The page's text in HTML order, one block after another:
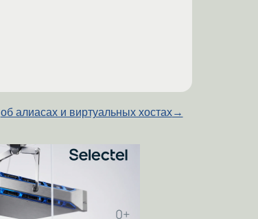
об алиасах и виртуальных хостах→